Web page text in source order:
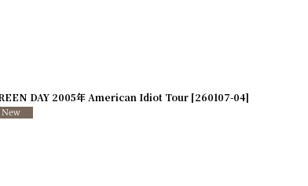
DAY 2005年 American Idiot Tour [260107-04]